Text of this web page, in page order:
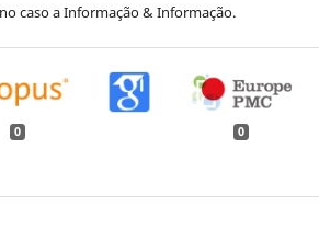
caso a Informação & Informação.
0 0